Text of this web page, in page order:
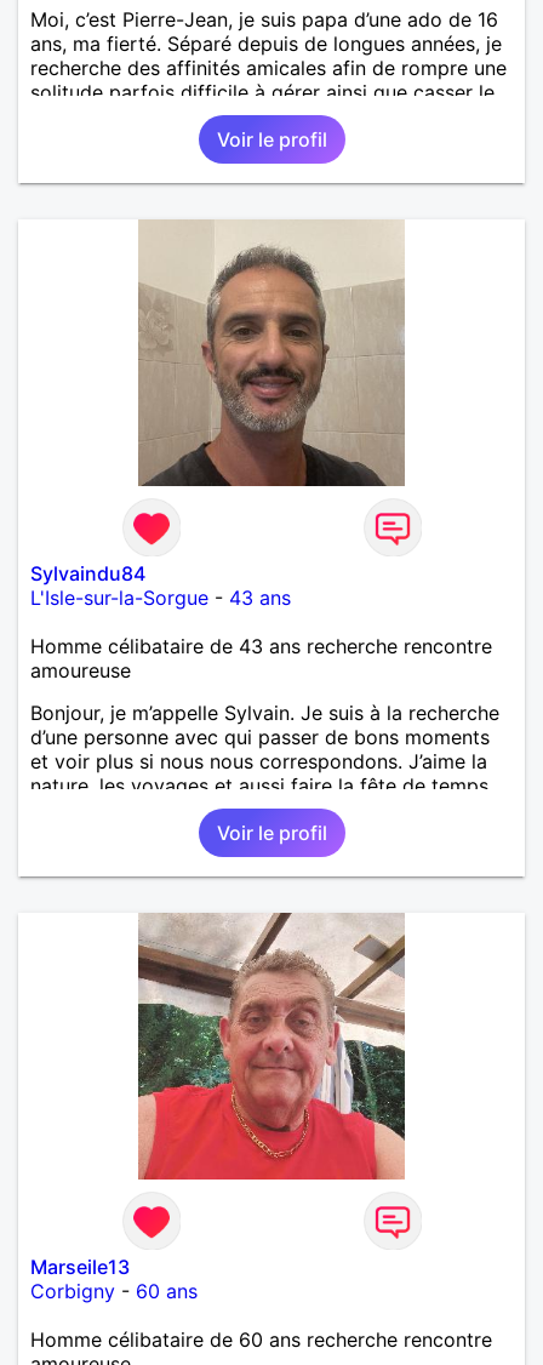
Moi, c’est Pierre-Jean, je suis papa d’une ado de 16
ans, ma fierté. Séparé depuis de longues années, je
recherche des affinités amicales afin de rompre une
solitude parfois difficile à gérer ainsi que casser le
vague à l’âme. L’amitié reste extrêmement
importante à mes yeux mais peut se décliner en des
sentiments plus puissants. « Le temps fera son
œuvre » disait Arthur Schopenhauer, philosophe
avec très peu de défauts. Je suis altruiste,
bienveillant, empathique, attentionné, honnête,
respectueux, doux de caractère et compréhensif : je
laisse « glisser » beaucoup de choses. Mais ne vous
m’éprenez pas Mesdames, si une personne que
j’aime me trahit une fois, il n’y aura pas de seconde
chance et je l’effacerai à « vitam eternam ».
Néanmoins, je suis un tout petit peu maniaque ainsi
qu’impatient. J’essaye de faire des efforts. Rien de
bien dramatique ! Du moins je le pense……Je suis un
homme facile à vivre. À vous si vous le souhaitez,
d’apprendre à me connaître davantage. J’en serai
ravi….A très bientôt je l’espère.
Voir le profil
Sylvaindu84
L'Isle-sur-la-Sorgue - 43 ans
Homme célibataire de 43 ans recherche rencontre
amoureuse
Bonjour, je m’appelle Sylvain. Je suis à la recherche
d’une personne avec qui passer de bons moments
et voir plus si nous nous correspondons. J’aime la
nature, les voyages et aussi faire la fête de temps
en temps ;-)Je suis papa d’un petit garçon de 7 ans
dont je m’occupe en garde alternée. J’aime à peu
près tous les styles de musique. (Oui je suis pas
trop fan de Jul). Je fais du sport pour garder la
pense en tout cas 😂)
Voir le profil
Marseile13
Corbigny - 60 ans
Homme célibataire de 60 ans recherche rencontre